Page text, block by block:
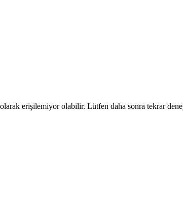
erişilemiyor olabilir. Lütfen daha sonra tekrar